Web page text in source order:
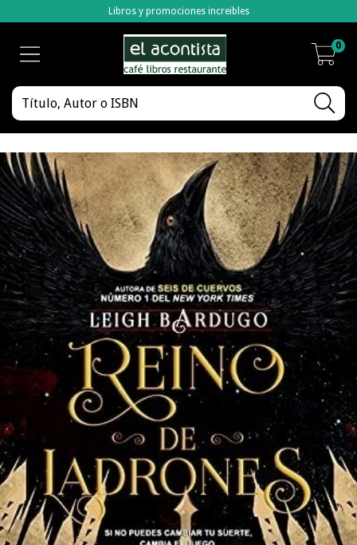
Libros y promociones increibles
0